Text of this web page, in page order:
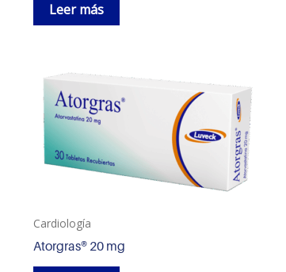
Leer más
Cardiología
Atorgras® 20 mg